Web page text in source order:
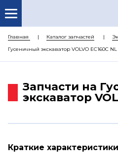
О
КАТАЛОГ
Главная Каталог запчастей
Гусеничный экскаватор VOLVO EC160C NL
Запчасти на
экскаватор
Краткие